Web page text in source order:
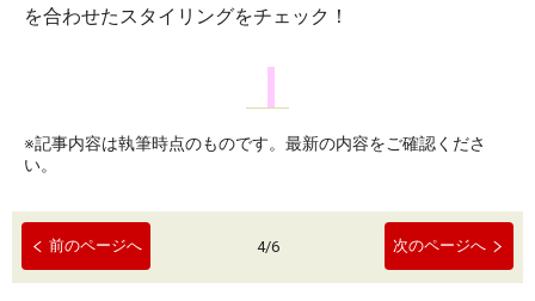
を合わせたスタイリングをチェック！
※記事内容は執筆時点のものです。最新の内容をご確認くださ
い。
前のページへ 4/6 次のページへ